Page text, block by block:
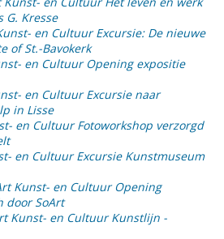
G. Kresse
en Cultuur Excursie: De nieuwe
of St.-Bavokerk
en Cultuur Opening expositie
en Cultuur Excursie naar
in Lisse
en Cultuur Fotoworkshop verzorgd
en Cultuur Excursie Kunstmuseum
Kunst- en Cultuur Opening
door SoArt
Kunst- en Cultuur Kunstlijn -